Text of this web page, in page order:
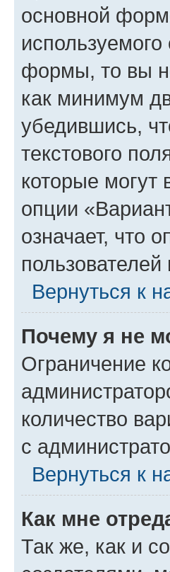
основной
формы, то вы
как минимум
убедившись,
текстового
которые могут
опции
означает, что
Вернуться к
Почему я не
Ограничение
количество
с
Вернуться к
Как мне
Так же, как и